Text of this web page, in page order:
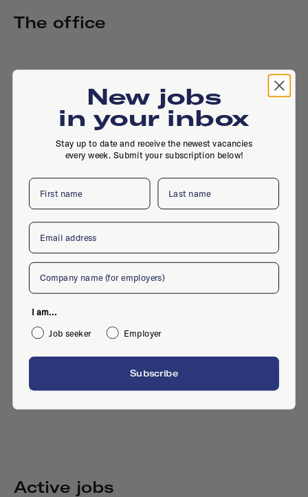
The office
Boris Pasternaklaan 16, 2719 DA, Zoetermeer
Active jobs
New jobs
in your inbox
Stay up to date and receive the newest vacancies
every week. Submit your subscription below!
First name Last name
Email
Company
I am...
Job seeker
Employer
Subscribe